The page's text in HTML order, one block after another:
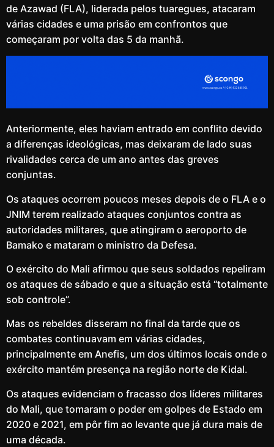
de Azawad (FLA), liderada pelos tuaregues, atacaram
várias cidades e uma prisão em confrontos que
começaram por volta das 5 da manhã.
Anteriormente, eles haviam entrado em conflito devido
a diferenças ideológicas, mas deixaram de lado suas
rivalidades cerca de um ano antes das greves
conjuntas.
Os ataques ocorrem poucos meses depois de o FLA e o
JNIM terem realizado ataques conjuntos contra as
autoridades militares, que atingiram o aeroporto de
Bamako e mataram o ministro da Defesa.
O exército do Mali afirmou que seus soldados repeliram
os ataques de sábado e que a situação está “totalmente
sob controle”.
Mas os rebeldes disseram no final da tarde que os
combates continuavam em várias cidades,
principalmente em Anefis, um dos últimos locais onde o
exército mantém presença na região norte de Kidal.
Os ataques evidenciam o fracasso dos líderes militares
do Mali, que tomaram o poder em golpes de Estado em
2020 e 2021, em pôr fim ao levante que já dura mais de
uma década.